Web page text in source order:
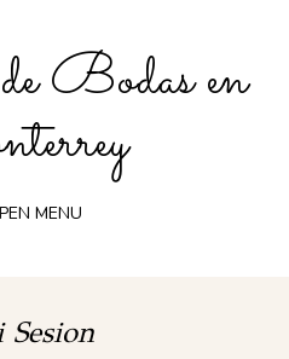
Bodas en
MENU